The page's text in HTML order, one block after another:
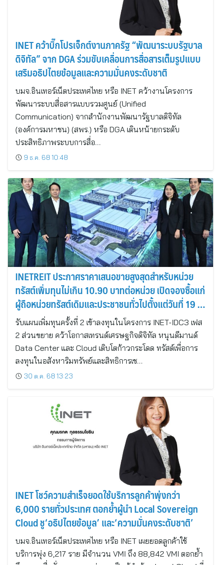
INET คว้าบิ๊กโปรเจ็กต์งานภาครัฐ “พัฒนาระบบรัฐบาล
ดิจิทัล” จาก DGA ร่วมขับเคลื่อนการสื่อสารเต็มรูปแบบ
เสริมอธิปไตยข้อมูลและความมั่นคงระดับชาติ
บมจ.อินเทอร์เน็ตประเทศไทย หรือ INET คว้างานโครงการ
พัฒนาระบบสื่อสารแบบรวมศูนย์ (Unified
Communication) จากสำนักงานพัฒนารัฐบาลดิจิทัล
(องค์การมหาชน) (สพร.) หรือ DGA เดินหน้ายกระดับ
ประสิทธิภาพระบบการสื่อ…
9 ธ.ค. 68 10:48
INETREIT ประกาศราคาเสนอขายสูงสุดสำหรับหน่วย
ทรัสต์เพิ่มทุนไม่เกิน 10.90 บาทต่อหน่วย เปิดจองซื้อแก่
ผู้ถือหน่วยทรัสต์เดิมและประชาชนทั่วไปตั้งแต่วันที่ 19 –
27 พ.ย.นี้
รับแผนเพิ่มทุนครั้งที่ 2 เข้าลงทุนในโครงการ INET-IDC3 เฟส
2 ส่วนขยาย คว้าโอกาสเทรนด์เศรษฐกิจดิจิทัล หนุนดีมานด์
Data Center และ Cloud เติบโตก้าวกระโดด ทรัสต์เพื่อการ
ลงทุนในอสังหาริมทรัพย์และสิทธิการเช…
30 ต.ค. 68 13:23
INET โชว์ความสำเร็จยอดใช้บริการลูกค้าพุ่งกว่า
6,000 รายทั่วประเทศ ตอกย้ำผู้นำ Local Sovereign
Cloud ชู‘อธิปไตยข้อมูล’ และ‘ความมั่นคงระดับชาติ’
บมจ.อินเทอร์เน็ตประเทศไทย หรือ INET เผยยอดลูกค้าใช้
บริการพุ่ง 6,217 ราย มีจำนวน VMI ถึง 88,842 VMI ตอกย้ำ